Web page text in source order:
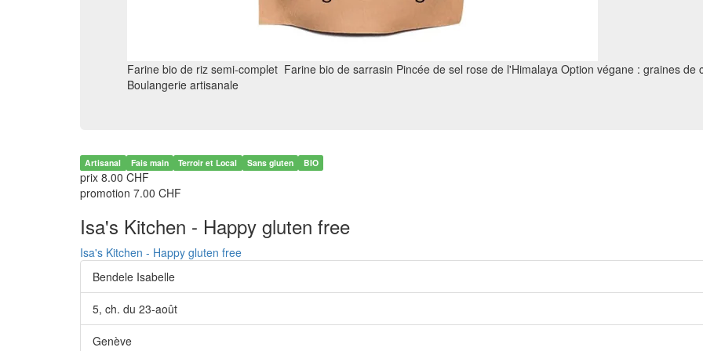
Farine bio de riz semi-complet Farine bio de sarrasin Pincée de sel rose de l'Himalaya Option végane : graines de
Boulangerie artisanale
Artisanal Fais main Terroir et Local Sans gluten BIO
prix 8.00 CHF
promotion 7.00 CHF
Isa's Kitchen - Happy gluten free
Isa's Kitchen - Happy gluten free
Bendele Isabelle
5, ch. du 23-août
Genève